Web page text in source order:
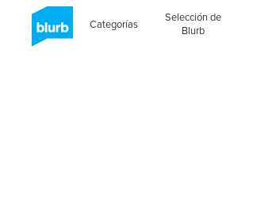
Categorías
Selección de
Blurb